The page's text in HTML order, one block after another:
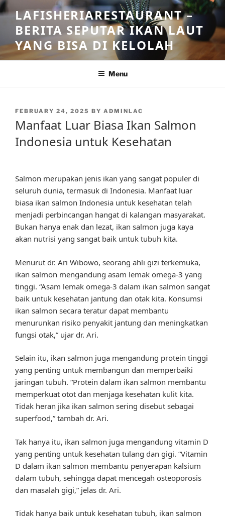
Skip
to
content
LAFISHERIARESTAURANT –
BERITA SEPUTAR IKAN LAUT
YANG BISA DI KELOLAH
Menu
POSTED
FEBRUARY 24, 2025 BY ADMINLAC
Manfaat Luar Biasa Ikan Salmon
Indonesia untuk Kesehatan
Salmon merupakan jenis ikan yang sangat populer di
seluruh dunia, termasuk di Indonesia. Manfaat luar
biasa ikan salmon Indonesia untuk kesehatan telah
menjadi perbincangan hangat di kalangan masyarakat.
Bukan hanya enak dan lezat, ikan salmon juga kaya
akan nutrisi yang sangat baik untuk tubuh kita.
Menurut dr. Ari Wibowo, seorang ahli gizi terkemuka,
ikan salmon mengandung asam lemak omega-3 yang
tinggi. “Asam lemak omega-3 dalam ikan salmon sangat
baik untuk kesehatan jantung dan otak kita. Konsumsi
ikan salmon secara teratur dapat membantu
menurunkan risiko penyakit jantung dan meningkatkan
fungsi otak,” ujar dr. Ari.
Selain itu, ikan salmon juga mengandung protein tinggi
yang penting untuk membangun dan memperbaiki
jaringan tubuh. “Protein dalam ikan salmon membantu
memperkuat otot dan menjaga kesehatan kulit kita.
Tidak heran jika ikan salmon sering disebut sebagai
superfood,” tambah dr. Ari.
Tak hanya itu, ikan salmon juga mengandung vitamin D
yang penting untuk kesehatan tulang dan gigi. “Vitamin
D dalam ikan salmon membantu penyerapan kalsium
dalam tubuh, sehingga dapat mencegah osteoporosis
dan masalah gigi,” jelas dr. Ari.
Tidak hanya baik untuk kesehatan tubuh, ikan salmon